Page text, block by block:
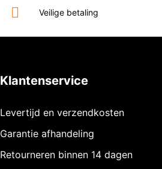
Veilige betaling
Klantenservice
Levertijd en verzendkosten
Garantie afhandeling
Retourneren binnen 14 dagen